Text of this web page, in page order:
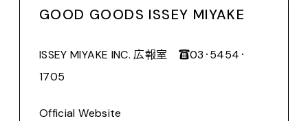
GOOD GOODS ISSEY MIYAKE
ISSEY MIYAKE INC. 広報室 ☎︎03･5454･
1705
Official Website